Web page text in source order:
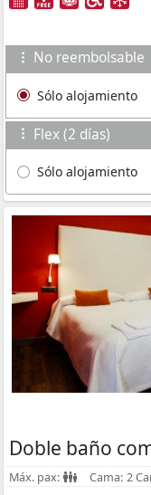
No reembolsable
Sólo alojamiento
Flex (2 días)
Sólo alojamiento
Doble baño
Máx. pax: Cama: 2